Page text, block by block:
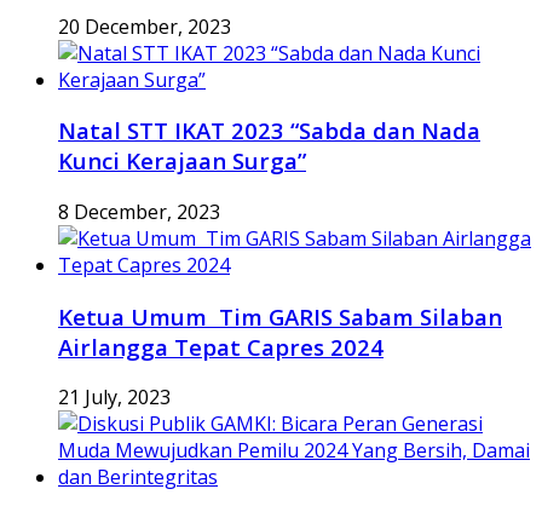
20 December, 2023
Natal STT IKAT 2023 “Sabda dan Nada
Kunci Kerajaan Surga”
8 December, 2023
Ketua Umum Tim GARIS Sabam Silaban
Airlangga Tepat Capres 2024
21 July, 2023